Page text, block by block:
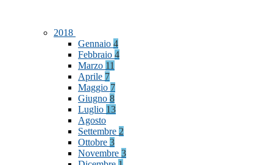
2018
Gennaio 4
Febbraio 4
Marzo 11
Aprile 7
Maggio 7
Giugno 8
Luglio 13
Agosto
Settembre 2
Ottobre 3
Novembre 3